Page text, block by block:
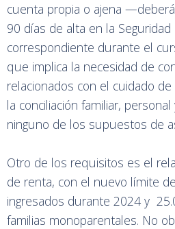
cuenta propia o ajena
90 días de alta en la
correspondiente durante el
que implica la necesidad de
relacionados con el cuidado
la conciliación familiar,
ninguno de los supuestos de
Otro de los requisitos es el
de renta, con el nuevo límite
ingresados durante 2024 y
familias monoparentales. No